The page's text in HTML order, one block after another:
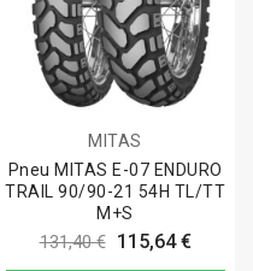
MITAS
Pneu MITAS E-07 ENDURO
TRAIL 90/90-21 54H TL/TT
M+S
131,40 € 115,64 €